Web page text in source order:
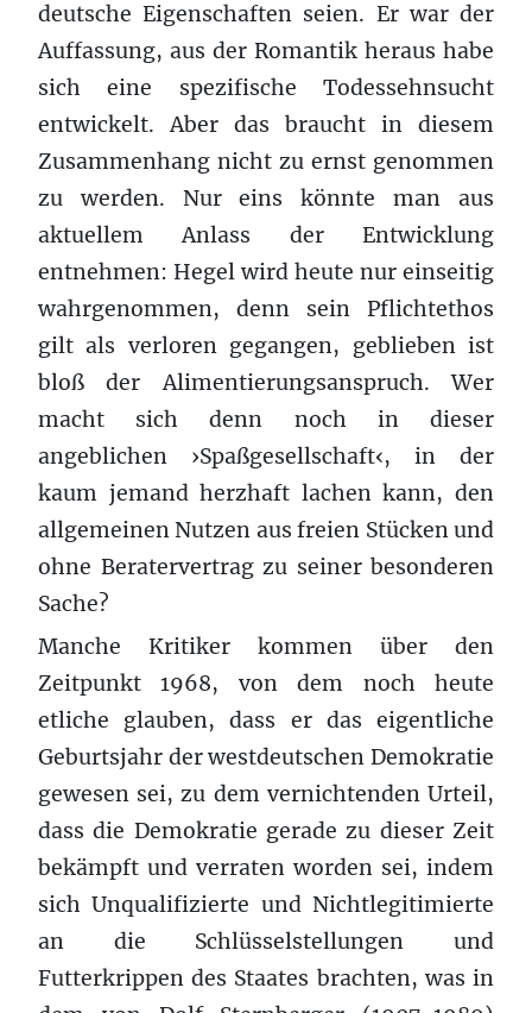
deutsche Eigenschaften seien. Er war der
Auffassung, aus der Romantik heraus habe
sich eine spezifische Todessehnsucht
entwickelt. Aber das braucht in diesem
Zusammenhang nicht zu ernst genommen
zu werden. Nur eins könnte man aus
aktuellem Anlass der Entwicklung
entnehmen: Hegel wird heute nur einseitig
wahrgenommen, denn sein Pflichtethos
gilt als verloren gegangen, geblieben ist
bloß der Alimentierungsanspruch. Wer
macht sich denn noch in dieser
angeblichen ›Spaßgesellschaft‹, in der
kaum jemand herzhaft lachen kann, den
allgemeinen Nutzen aus freien Stücken und
ohne Beratervertrag zu seiner besonderen
Sache?
Manche Kritiker kommen über den
Zeitpunkt 1968, von dem noch heute
etliche glauben, dass er das eigentliche
Geburtsjahr der westdeutschen Demokratie
gewesen sei, zu dem vernichtenden Urteil,
dass die Demokratie gerade zu dieser Zeit
bekämpft und verraten worden sei, indem
sich Unqualifizierte und Nichtlegitimierte
an die Schlüsselstellungen und
Futterkrippen des Staates brachten, was in